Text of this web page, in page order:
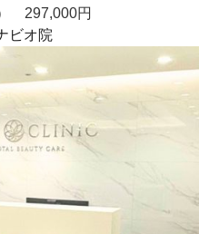
） 297,000円
ビオ院